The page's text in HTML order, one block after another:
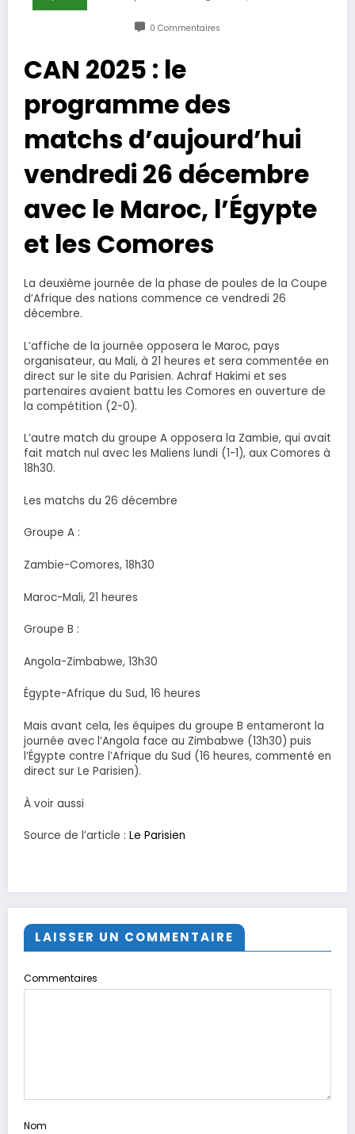
0 Commentaires
CAN 2025 : le
programme des
matchs d’aujourd’hui
vendredi 26 décembre
avec le Maroc, l’Égypte
et les Comores
La deuxième journée de la phase de poules de la Coupe
d’Afrique des nations commence ce vendredi 26
décembre.
L’affiche de la journée opposera le Maroc, pays
organisateur, au Mali, à 21 heures et sera commentée en
direct sur le site du Parisien. Achraf Hakimi et ses
partenaires avaient battu les Comores en ouverture de
la compétition (2-0).
L’autre match du groupe A opposera la Zambie, qui avait
fait match nul avec les Maliens lundi (1-1), aux Comores à
18h30.
Les matchs du 26 décembre
Groupe A :
Zambie-Comores, 18h30
Maroc-Mali, 21 heures
Groupe B :
Angola-Zimbabwe, 13h30
Égypte-Afrique du Sud, 16 heures
Mais avant cela, les équipes du groupe B entameront la
journée avec l’Angola face au Zimbabwe (13h30) puis
l’Égypte contre l’Afrique du Sud (16 heures, commenté en
direct sur Le Parisien).
À voir aussi
Source de l’article : Le Parisien
LAISSER UN COMMENTAIRE
Commentaires
Nom